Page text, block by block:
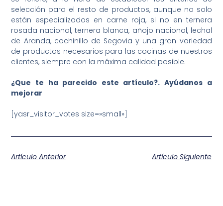
selección para el resto de productos, aunque no solo
están especializados en carne roja, si no en ternera
rosada nacional, ternera blanca, añojo nacional, lechal
de Aranda, cochinillo de Segovia y una gran variedad
de productos necesarios para las cocinas de nuestros
clientes, siempre con la máxima calidad posible.
¿Que te ha parecido este artículo?. Ayúdanos a
mejorar
[yasr_visitor_votes size=»small»]
Artículo Anterior Artículo Siguiente